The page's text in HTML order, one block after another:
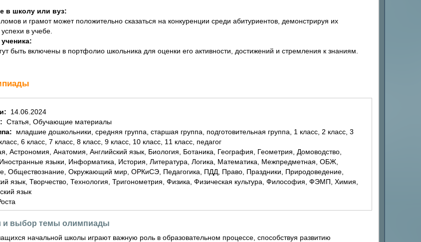
в школу или вуз:
и грамот может положительно сказаться на конкуренции среди абитуриентов, демонстрируя их
успехи в учебе.
быть включены в портфолио школьника для оценки его активности, достижений и стремления к знаниям.
14.06.2024
Статья, Обучающие материалы
6 класс, 7 класс, 8 класс, 9 класс, 10 класс, 11 класс, педагог
Иностранные языки, Информатика, История, Литература, Логика, Математика, Межпредметная, ОБЖ,
Обществознание, Окружающий мир, ОРКиСЭ, Педагогика, ПДД, Право, Праздники, Природоведение,
язык, Творчество, Технология, Тригонометрия, Физика, Физическая культура, Философия, ФЭМП, Химия,
язык
и выбор темы олимпиады
начальной школы играют важную роль в образовательном процессе, способствуя развитию